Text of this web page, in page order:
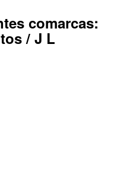
comarcas:
/ J L